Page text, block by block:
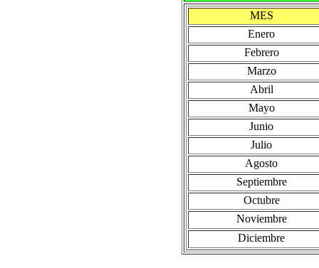
MES
Enero
Febrero
Marzo
Abril
Mayo
Junio
Julio
Agosto
Septiembre
Octubre
Noviembre
Diciembre